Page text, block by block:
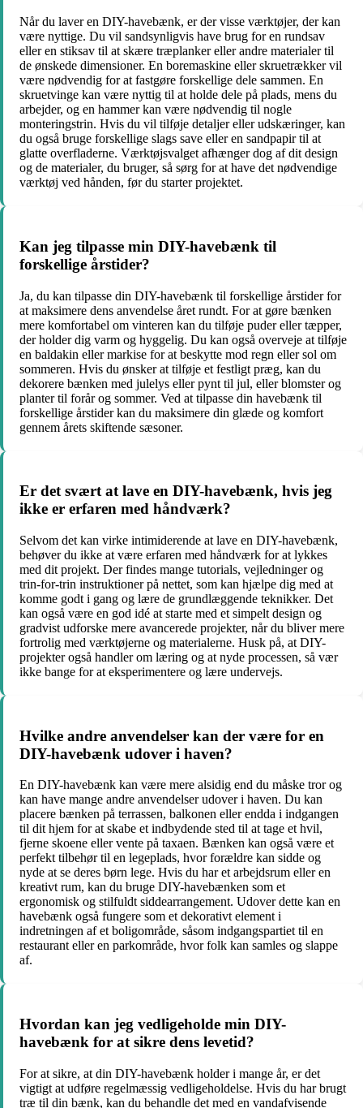
Når du laver en DIY-havebænk, er der visse værktøjer, der kan
være nyttige. Du vil sandsynligvis have brug for en rundsav
eller en stiksav til at skære træplanker eller andre materialer til
de ønskede dimensioner. En boremaskine eller skruetrækker vil
være nødvendig for at fastgøre forskellige dele sammen. En
skruetvinge kan være nyttig til at holde dele på plads, mens du
arbejder, og en hammer kan være nødvendig til nogle
monteringstrin. Hvis du vil tilføje detaljer eller udskæringer, kan
du også bruge forskellige slags save eller en sandpapir til at
glatte overfladerne. Værktøjsvalget afhænger dog af dit design
og de materialer, du bruger, så sørg for at have det nødvendige
værktøj ved hånden, før du starter projektet.
Kan jeg tilpasse min DIY-havebænk til
forskellige årstider?
Ja, du kan tilpasse din DIY-havebænk til forskellige årstider for
at maksimere dens anvendelse året rundt. For at gøre bænken
mere komfortabel om vinteren kan du tilføje puder eller tæpper,
der holder dig varm og hyggelig. Du kan også overveje at tilføje
en baldakin eller markise for at beskytte mod regn eller sol om
sommeren. Hvis du ønsker at tilføje et festligt præg, kan du
dekorere bænken med julelys eller pynt til jul, eller blomster og
planter til forår og sommer. Ved at tilpasse din havebænk til
forskellige årstider kan du maksimere din glæde og komfort
gennem årets skiftende sæsoner.
Er det svært at lave en DIY-havebænk, hvis jeg
ikke er erfaren med håndværk?
Selvom det kan virke intimiderende at lave en DIY-havebænk,
behøver du ikke at være erfaren med håndværk for at lykkes
med dit projekt. Der findes mange tutorials, vejledninger og
trin-for-trin instruktioner på nettet, som kan hjælpe dig med at
komme godt i gang og lære de grundlæggende teknikker. Det
kan også være en god idé at starte med et simpelt design og
gradvist udforske mere avancerede projekter, når du bliver mere
fortrolig med værktøjerne og materialerne. Husk på, at DIY-
projekter også handler om læring og at nyde processen, så vær
ikke bange for at eksperimentere og lære undervejs.
Hvilke andre anvendelser kan der være for en
DIY-havebænk udover i haven?
En DIY-havebænk kan være mere alsidig end du måske tror og
kan have mange andre anvendelser udover i haven. Du kan
placere bænken på terrassen, balkonen eller endda i indgangen
til dit hjem for at skabe et indbydende sted til at tage et hvil,
fjerne skoene eller vente på taxaen. Bænken kan også være et
perfekt tilbehør til en legeplads, hvor forældre kan sidde og
nyde at se deres børn lege. Hvis du har et arbejdsrum eller en
kreativt rum, kan du bruge DIY-havebænken som et
ergonomisk og stilfuldt siddearrangement. Udover dette kan en
havebænk også fungere som et dekorativt element i
indretningen af ​​et boligområde, såsom indgangspartiet til en
restaurant eller en parkområde, hvor folk kan samles og slappe
af.
Hvordan kan jeg vedligeholde min DIY-
havebænk for at sikre dens levetid?
For at sikre, at din DIY-havebænk holder i mange år, er det
vigtigt at udføre regelmæssig vedligeholdelse. Hvis du har brugt
træ til din bænk, kan du behandle det med en vandafvisende